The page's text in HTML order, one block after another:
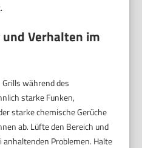
Verhalten im
während des
starke Funken,
starke chemische Gerüche
ab. Lüfte den Bereich und
Problemen. Halte